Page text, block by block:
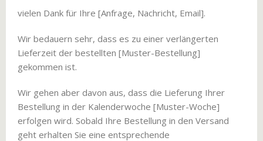
vielen Dank für Ihre [Anfrage, Nachricht, Email].
Wir bedauern sehr, dass es zu einer verlängerten
Lieferzeit der bestellten [Muster-Bestellung]
gekommen ist.
Wir gehen aber davon aus, dass die Lieferung Ihrer
Bestellung in der Kalenderwoche [Muster-Woche]
erfolgen wird. Sobald Ihre Bestellung in den Versand
geht erhalten Sie eine entsprechende